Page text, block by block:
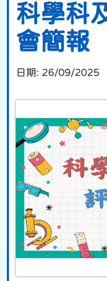
科學科
會簡報
日期: 26/09/2025